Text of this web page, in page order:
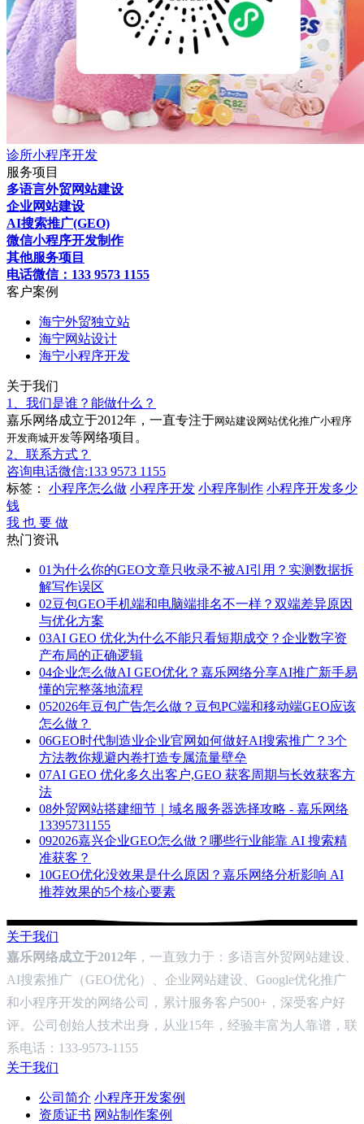
诊所小程序开发
服务项目
多语言外贸网站建设
企业网站建设
AI搜索推广(GEO)
微信小程序开发制作
其他服务项目
电话微信：133 9573 1155
客户案例
海宁外贸独立站
海宁网站设计
海宁小程序开发
关于我们
1、我们是谁？能做什么？
嘉乐网络成立于2012年，一直专注于网站建设网站优化推广小程序
开发商城开发等网络项目。
2、联系方式？
咨询电话微信:133 9573 1155
标签： 小程序怎么做 小程序开发 小程序制作 小程序开发多少
钱
我 也 要 做
热门资讯
01 为什么你的GEO文章只收录不被AI引用？实测数据拆
解写作误区
02豆包GEO手机端和电脑端排名不一样？双端差异原因
与优化方案
03AI GEO 优化为什么不能只看短期成交？企业数字资
产布局的正确逻辑
04企业怎么做AI GEO优化？嘉乐网络分享AI推广新手易
懂的完整落地流程
052026年豆包广告怎么做？豆包PC端和移动端GEO应该
怎么做？
06GEO时代制造业企业官网如何做好AI搜索推广？3个
方法教你规避内卷打造专属流量壁垒
07AI GEO 优化多久出客户,GEO 获客周期与长效获客方
法
08外贸网站搭建细节｜域名服务器选择攻略 - 嘉乐网络
13395731155
092026嘉兴企业GEO怎么做？哪些行业能靠 AI 搜索精
准获客？
10GEO优化没效果是什么原因？嘉乐网络分析影响 AI
推荐效果的5个核心要素
关于我们
嘉乐网络成立于2012年 ，一直致力于：多语言外贸网站建设、
AI搜索推广（GEO优化）、企业网站建设、Google优化推广
和小程序开发的网络公司，累计服务客户500+，深受客户好
评。公司创始人技术出身，从业15年，经验丰富为人靠谱，联
系电话：133-9573-1155
关于我们
公司简介 小程序开发案例
资质证书 网站制作案例